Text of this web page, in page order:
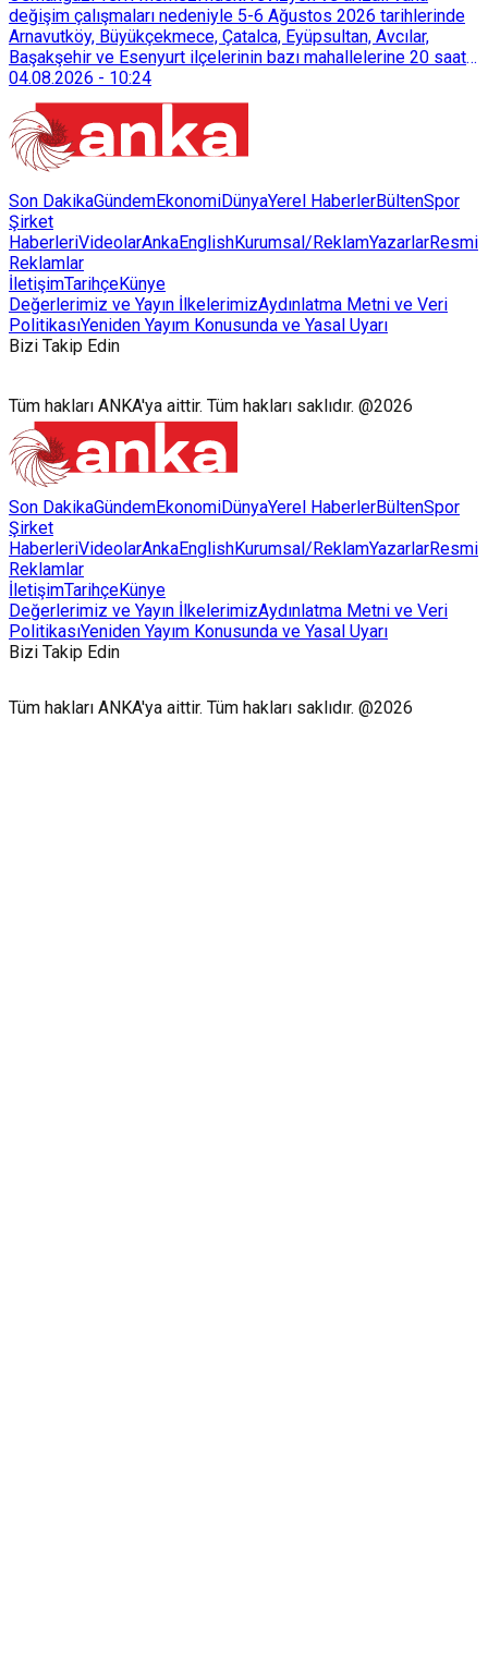
değişim çalışmaları nedeniyle 5-6 Ağustos 2026 tarihlerinde
Arnavutköy, Büyükçekmece, Çatalca, Eyüpsultan, Avcılar,
Başakşehir ve Esenyurt ilçelerinin bazı mahallelerine 20 saat
süreyle su verilemeyecek.
04.08.2026 - 10:24
Son DakikaGündemEkonomiDünyaYerel HaberlerBültenSpor
Şirket
HaberleriVideolarAnkaEnglishKurumsal/ReklamYazarlarResmi
Reklamlar
İletişimTarihçeKünye
Değerlerimiz ve Yayın İlkelerimizAydınlatma Metni ve Veri
PolitikasıYeniden Yayım Konusunda ve Yasal Uyarı
Bizi Takip Edin
Tüm hakları ANKA'ya aittir. Tüm hakları saklıdır. @2026
Son DakikaGündemEkonomiDünyaYerel HaberlerBültenSpor
Şirket
HaberleriVideolarAnkaEnglishKurumsal/ReklamYazarlarResmi
Reklamlar
İletişimTarihçeKünye
Değerlerimiz ve Yayın İlkelerimizAydınlatma Metni ve Veri
PolitikasıYeniden Yayım Konusunda ve Yasal Uyarı
Bizi Takip Edin
Tüm hakları ANKA'ya aittir. Tüm hakları saklıdır. @2026